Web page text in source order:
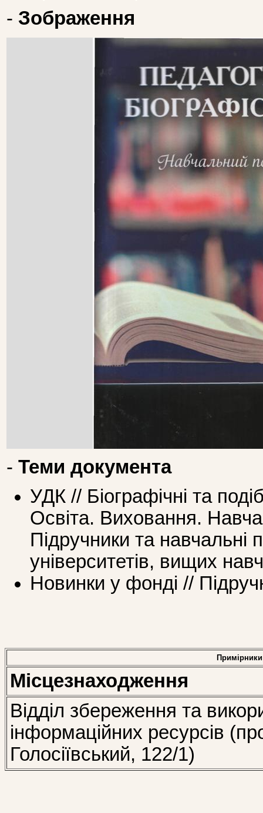
- Зображення
- Теми документа
УДК // Біографічні та
Освіта. Виховання.
Підручники та навчальні
університетів, вищих
Новинки у фонді //
Примірники
Місцезнаходження
Відділ збереження та
інформаційних ресурсів
Голосіївський, 122/1)